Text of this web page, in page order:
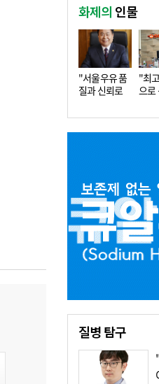
화제의 인물
"서울우유 품
질과 신뢰로
"최
으로
질병탐구